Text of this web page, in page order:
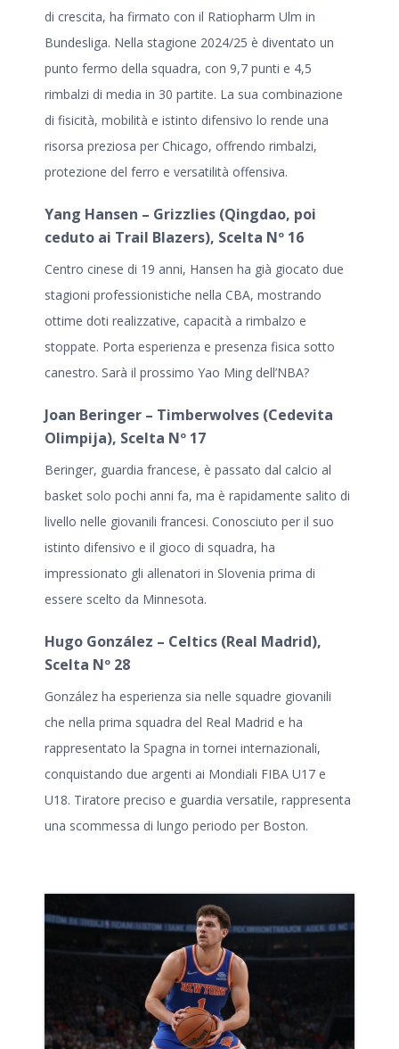
di crescita, ha firmato con il Ratiopharm Ulm in
Bundesliga. Nella stagione 2024/25 è diventato un
punto fermo della squadra, con 9,7 punti e 4,5
rimbalzi di media in 30 partite. La sua combinazione
di fisicità, mobilità e istinto difensivo lo rende una
risorsa preziosa per Chicago, offrendo rimbalzi,
protezione del ferro e versatilità offensiva.
Yang Hansen – Grizzlies (Qingdao, poi
ceduto ai Trail Blazers), Scelta Nº 16
Centro cinese di 19 anni, Hansen ha già giocato due
stagioni professionistiche nella CBA, mostrando
ottime doti realizzative, capacità a rimbalzo e
stoppate. Porta esperienza e presenza fisica sotto
canestro. Sarà il prossimo Yao Ming dell’NBA?
Joan Beringer – Timberwolves (Cedevita
Olimpija), Scelta Nº 17
Beringer, guardia francese, è passato dal calcio al
basket solo pochi anni fa, ma è rapidamente salito di
livello nelle giovanili francesi. Conosciuto per il suo
istinto difensivo e il gioco di squadra, ha
impressionato gli allenatori in Slovenia prima di
essere scelto da Minnesota.
Hugo González – Celtics (Real Madrid),
Scelta Nº 28
González ha esperienza sia nelle squadre giovanili
che nella prima squadra del Real Madrid e ha
rappresentato la Spagna in tornei internazionali,
conquistando due argenti ai Mondiali FIBA U17 e
U18. Tiratore preciso e guardia versatile, rappresenta
una scommessa di lungo periodo per Boston.